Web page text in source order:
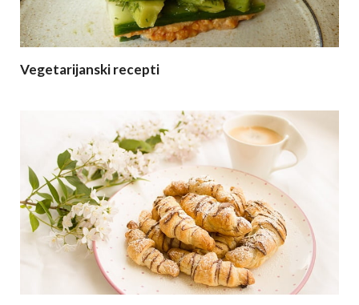
Vegetarijanski recepti